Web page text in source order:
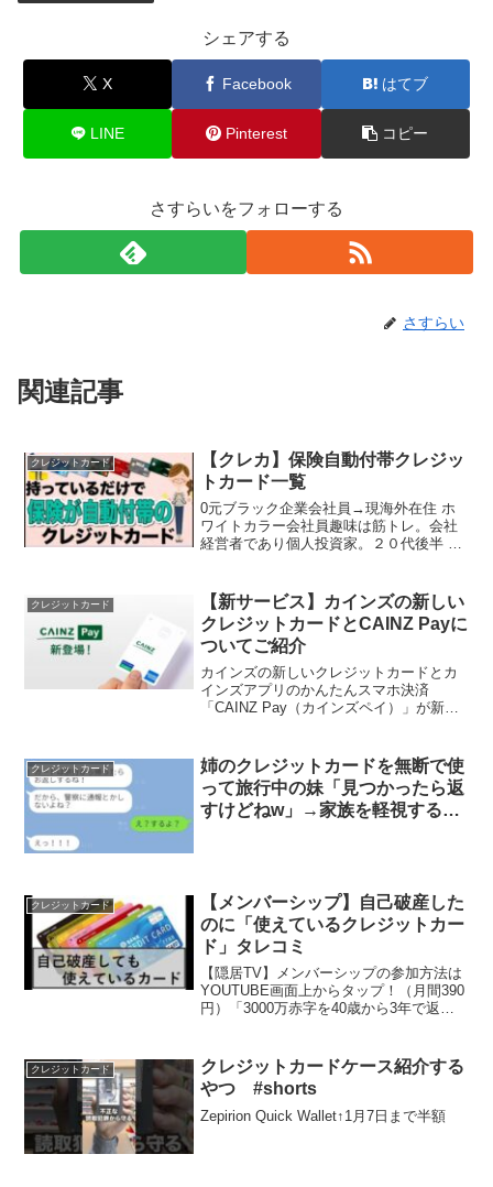
シェアする
X Facebook はてブ
LINE Pinterest コピー
さすらいをフォローする
さすらい
関連記事
クレジットカード
【クレカ】保険自動付帯クレジッ
トカード一覧
0元ブラック企業会社員→現海外在住 ホ
ワイトカラー会社員趣味は筋トレ。会社
経営者であり個人投資家。２０代後半 既
りました。お金に関する情報をどんどん
発信していきま...
クレジットカード
【新サービス】カインズの新しい
クレジットカードとCAINZ Payに
ついてご紹介
カインズの新しいクレジットカードとカ
インズアプリのかんたんスマホ決済
「CAINZ Pay（カインズペイ）」が新登
ッチコピーにカインズ史上最もお得で、
最も便利なお支払いを...
クレジットカード
姉のクレジットカードを無断で使
って旅行中の妹「見つかったら返
すけどねw」→家族を軽視するア
クレジットカード
【メンバーシップ】自己破産した
のに「使えているクレジットカー
ド」タレコミ
【隠居TV】メンバーシップの参加方法は
YOUTUBE画面上からタップ！（月間390
円）「3000万赤字を40歳から3年で返済
参加概要をお取り寄せください。
⇒selsio...
クレジットカード
クレジットカードケース紹介する
やつ #shorts
Zepirion Quick Wallet↑1月7日まで半額